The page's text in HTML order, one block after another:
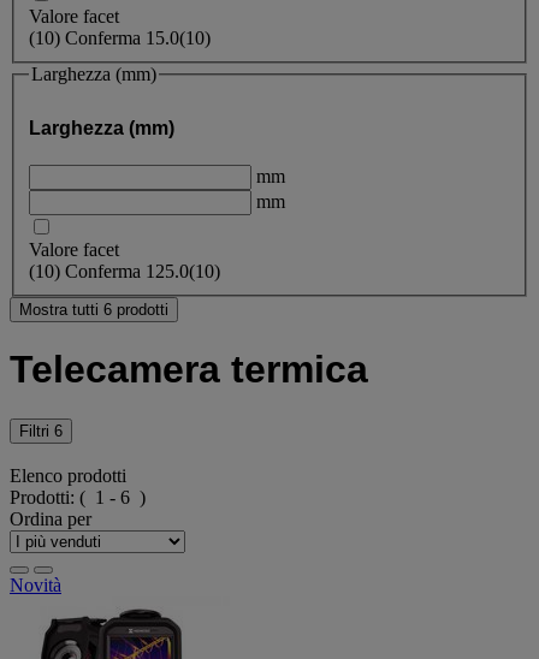
Valore facet
(10) Conferma 15.0(10)
Larghezza (mm)
Larghezza (mm)
mm
mm
Valore facet
(10) Conferma 125.0(10)
Mostra tutti 6 prodotti
Telecamera termica
Filtri 6
Elenco prodotti
Prodotti: ( 1 - 6 )
Ordina per
Novità